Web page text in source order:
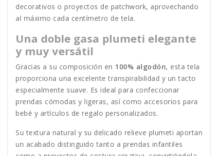
decorativos o proyectos de patchwork, aprovechando
al máximo cada centímetro de tela.
Una doble gasa plumeti elegante
y muy versátil
Gracias a su composición en 100% algodón, esta tela
proporciona una excelente transpirabilidad y un tacto
especialmente suave. Es ideal para confeccionar
prendas cómodas y ligeras, así como accesorios para
bebé y artículos de regalo personalizados.
Su textura natural y su delicado relieve plumeti aportan
un acabado distinguido tanto a prendas infantiles